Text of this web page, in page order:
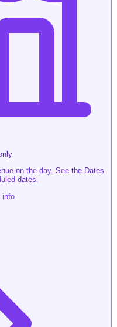
on the day. See the Dates
dates.
info